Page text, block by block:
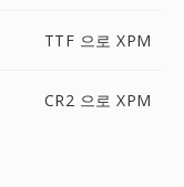
TTF 으로 XPM
CR2 으로 XPM